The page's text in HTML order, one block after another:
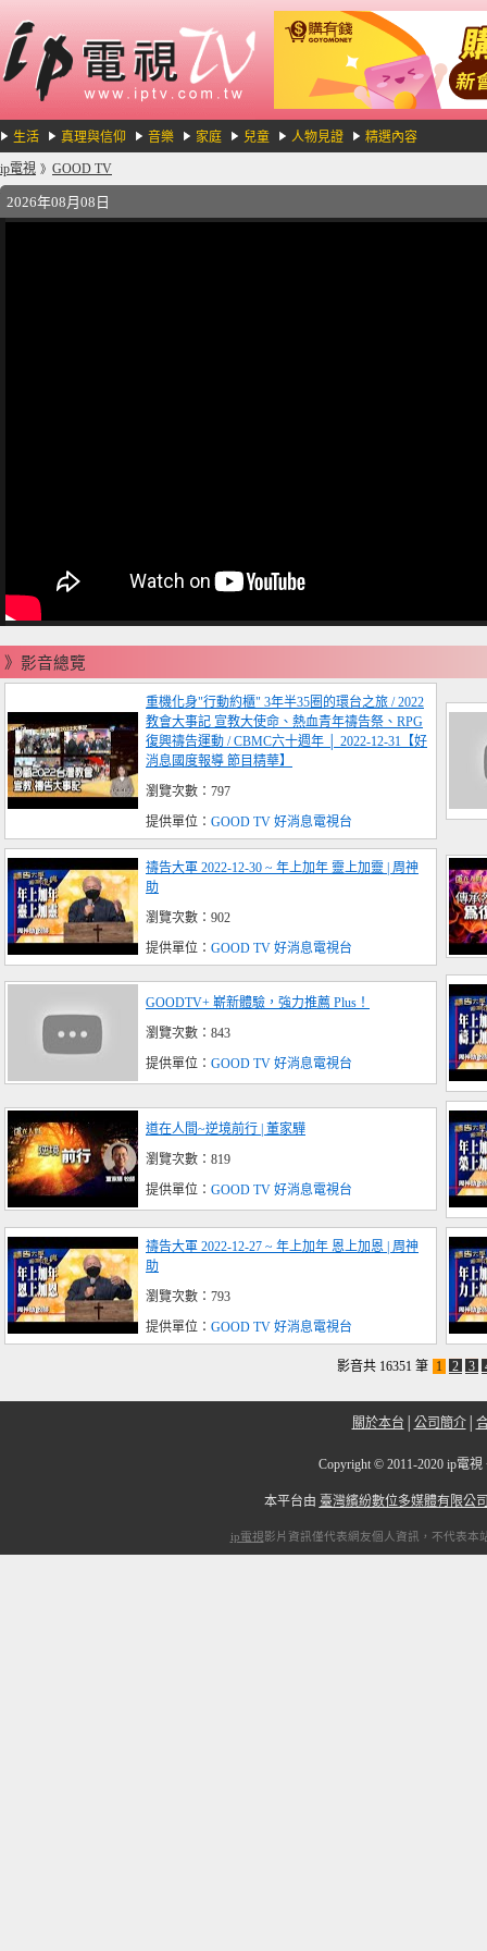
生活 真理與信仰 音樂 家庭 兒童 人物見證 精選內容
ip電視 》 GOOD TV
2026年08月08日
》影音總覽
重機化身"行動約櫃" 3年半35圈的環台之旅 / 2022
教會大事記 宣教大使命、熱血青年禱告祭、RPG
復興禱告運動 / CBMC六十週年 │ 2022-12-31【好
消息國度報導 節目精華】
瀏覽次數：797
提供單位： GOOD TV 好消息電視台
禱告大軍 2022-12-30 ~ 年上加年 靈上加靈 | 周神
助
瀏覽次數：902
提供單位： GOOD TV 好消息電視台
GOODTV+ 嶄新體驗，強力推薦 Plus！
瀏覽次數：843
提供單位： GOOD TV 好消息電視台
道在人間~逆境前行 | 董家驊
瀏覽次數：819
提供單位： GOOD TV 好消息電視台
禱告大軍 2022-12-27 ~ 年上加年 恩上加恩 | 周神
助
瀏覽次數：793
提供單位： GOOD TV 好消息電視台
影音共 16351 筆 1 2 3
關於本台 公司簡介│
Copyright©2011-2020 ip電
本平台由 臺灣繽紛數位多媒體有限公
ip電視影片資訊僅代表網友個人資訊，不代表本